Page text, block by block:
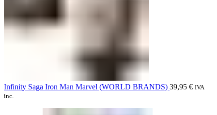
Infinity Saga Iron Man Marvel (WORLD BRANDS) 39,95 € IVA
inc.